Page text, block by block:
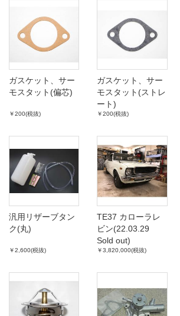
ガスケット、サー
モスタット(偏芯)
￥200(税抜)
ガスケット、サー
モスタット(ストレ
ート)
￥200(税抜)
汎用リザーブタン
ク(丸)
￥2,600(税抜)
TE37 カローラレ
ビン(22.03.29
Sold out)
￥3,820,000(税抜)